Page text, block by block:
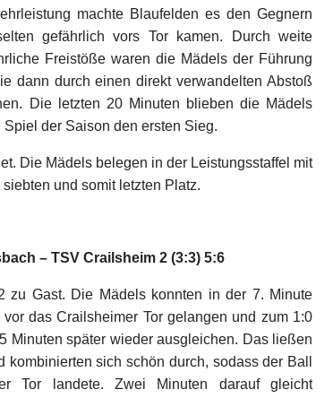
machte Blaufelden es den Gegnern
gefährlich vors Tor kamen. Durch weite
Freistöße waren die Mädels der Führung
dann durch einen direkt verwandelten Abstoß
Die letzten 20 Minuten blieben die Mädels
der Saison den ersten Sieg.
Die Mädels belegen in der Leistungsstaffel mit
und somit letzten Platz.
– TSV Crailsheim 2 (3:3) 5:6
zu Gast. Die Mädels konnten in der 7. Minute
das Crailsheimer Tor gelangen und zum 1:0
Minuten später wieder ausgleichen. Das ließen
sich schön durch, sodass der Ball
Tor landete. Zwei Minuten darauf gleicht